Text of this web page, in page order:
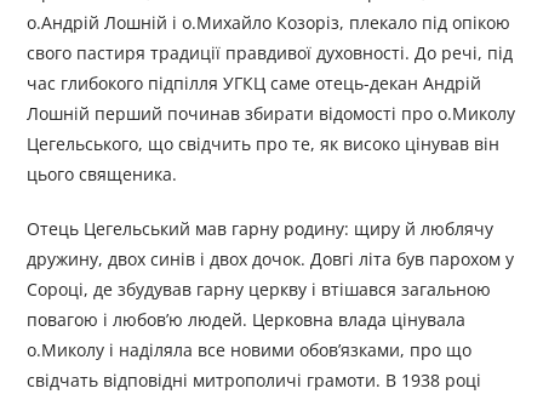
о.Андрій Лошній і о.Михайло Козоріз, плекало під опікою
свого пастиря традиції правдивої духовності. До речі, під
час глибокого підпілля УГКЦ саме отець-декан Андрій
Лошній перший починав збирати відомості про о.Миколу
Цегельського, що свідчить про те, як високо цінував він
цього священика.
Отець Цегельський мав гарну родину: щиру й люблячу
дружину, двох синів і двох дочок. Довгі літа був парохом у
Сороці, де збудував гарну церкву і втішався загальною
повагою і любов’ю людей. Церковна влада цінувала
о.Миколу і наділяла все новими обов’язками, про що
свідчать відповідні митрополичі грамоти. В 1938 році